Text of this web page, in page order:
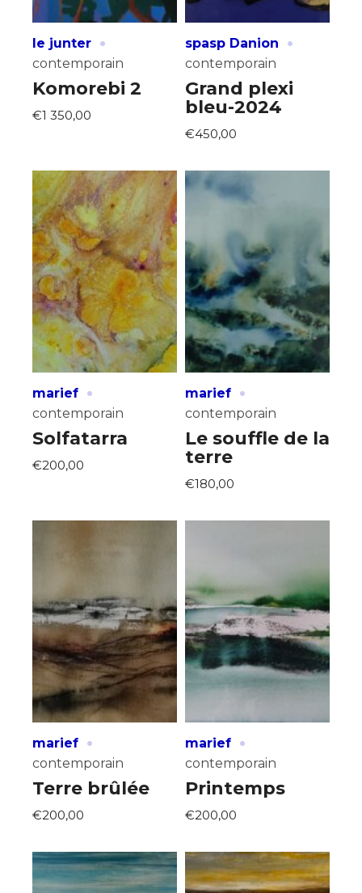
le junter ·
contemporain
Komorebi 2
€1 350,00
spasp Danion ·
contemporain
Grand plexi
bleu-2024
€450,00
marief ·
contemporain
Solfatarra
€200,00
marief ·
contemporain
Le souffle de la
terre
€180,00
marief ·
contemporain
Terre brûlée
€200,00
marief ·
contemporain
Printemps
€200,00